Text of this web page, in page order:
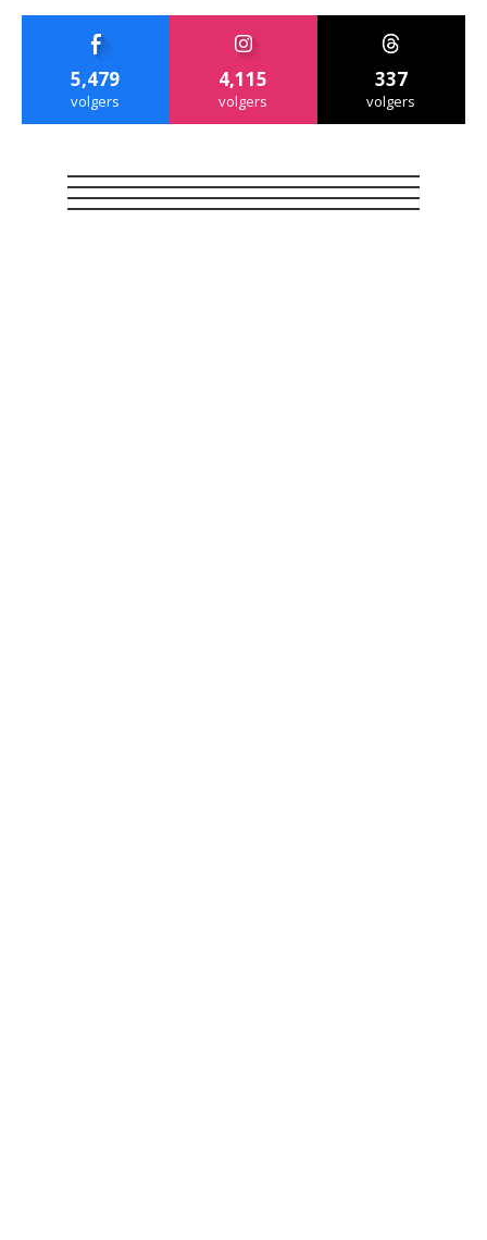
5,479
volgers
4,115
volgers
337
volgers